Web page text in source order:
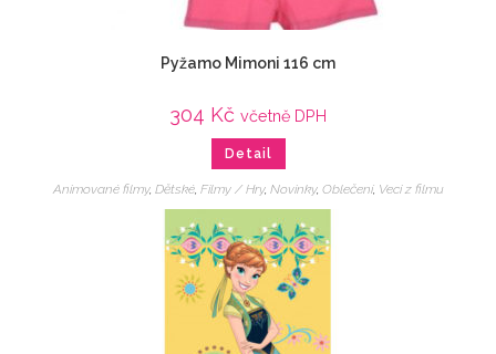
Pyžamo Mimoni 116 cm
304 Kč včetně DPH
Detail
Animované filmy, Dětské, Filmy / Hry, Novinky, Oblečení, Veci z filmu